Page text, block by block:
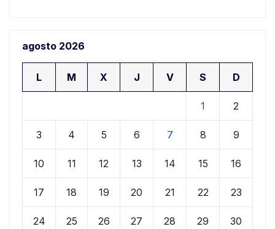
agosto 2026
L M X J V S D
1 2
3 4 5 6 7 8 9
10 11 12 13 14 15 16
17 18 19 20 21 22 23
24 25 26 27 28 29 30